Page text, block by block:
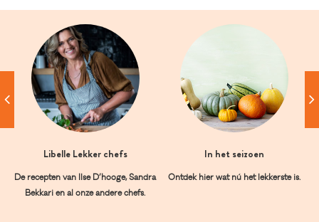
Libelle Lekker chefs
De recepten van Ilse D’hooge, Sandra
Bekkari en al onze andere chefs.
In het seizoen
Ontdek hier wat nú het lekkerste is.